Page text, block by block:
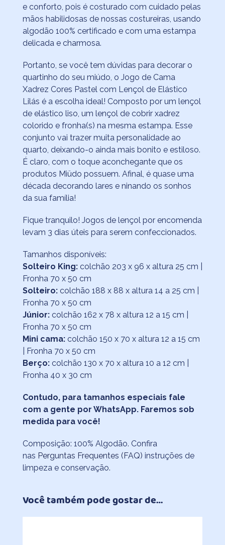
e conforto, pois é costurado com cuidado pelas
mãos habilidosas de nossas costureiras, usando
algodão 100% certificado e com uma estampa
delicada e charmosa.
Portanto, se você tem dúvidas para decorar o
quartinho do seu miúdo, o Jogo de Cama
Xadrez Cores Pastel com Lençol de Elástico
Lilás é a escolha ideal! Composto por um lençol
de elástico liso, um lençol de cobrir xadrez
colorido e fronha(s) na mesma estampa. Esse
conjunto vai trazer muita personalidade ao
quarto, deixando-o ainda mais bonito e estiloso.
É claro, com o toque aconchegante que os
produtos Miüdo possuem. Afinal, é quase uma
década decorando lares e ninando os sonhos
da sua família!
Fique tranquilo! Jogos de lençol por encomenda
levam 3 dias úteis para serem confeccionados.
Tamanhos disponíveis:
Solteiro King:colchão 203 x 96 x altura 25 cm |
Fronha 70 x 50 cm
Solteiro:colchão 188 x 88 x altura 14 a 25 cm |
Fronha 70 x 50 cm
Júnior:colchão 162 x 78 x altura 12 a 15 cm |
Fronha 70 x 50 cm
Mini cama:colchão 150 x 70 x altura 12 a 15 cm
| Fronha 70 x 50 cm
Berço:colchão 130 x 70 x altura 10 a 12 cm |
Fronha 40 x 30 cm
Contudo, para tamanhos especiais fale
com a gente por WhatsApp. Faremos sob
medida para você!
Composição: 100% Algodão. Confira
nas Perguntas Frequentes (FAQ) instruções de
limpeza e conservação.
Você também pode gostar de…